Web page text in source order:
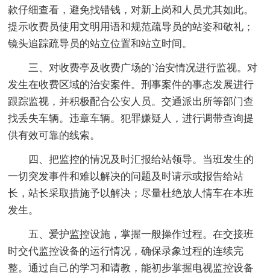
款仔细查看，避免找错钱，对新上岗和人员尤其如此。
提示收费员使用文明用语和规范疏导员的站姿和敬礼；
镜头追踪疏导员的站立位置和站立时间。
三、对收费亭及收费广场的`治安情况进行监视。对
发生在收费区域的治安案件。刑事案件的事态发展进行
跟踪监视，并积极配合公安人员。交通派出所等部门查
找丢失车辆。违章车辆。犯罪嫌疑人，进行调带查询提
供有效可靠的线索。
四、把监控的情况及时汇报给站领导。当班发生的
一切突发事件和难以解决的问题及时请示或报告给站
长，站长采取措施予以解决；尽量杜绝放人情车在本班
发生。
五、爱护监控设施，掌握一般操作过程。在交接班
时交代监控设备的运行情况，确保录象过程的连续完
整。通过自己的学习和请教，能初步掌握电视监控设备